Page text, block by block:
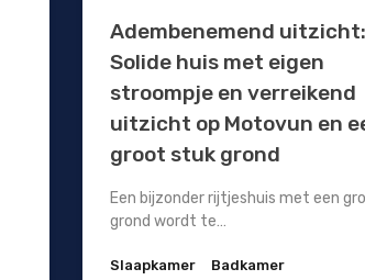
Adembenemend uitzicht:
Solide huis met eigen
stroompje en verreikend
uitzicht op Motovun en
groot stuk grond
Een bijzonder rijtjeshuis met een
grond wordt te…
Slaapkamer
Badkamer